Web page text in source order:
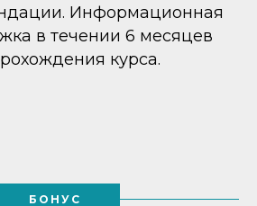
Информационная
в течении 6 месяцев
курса.
БОНУС